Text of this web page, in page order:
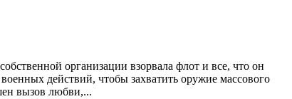
организации взорвала флот и все, что он
действий, чтобы захватить оружие массового
вызов любви,...